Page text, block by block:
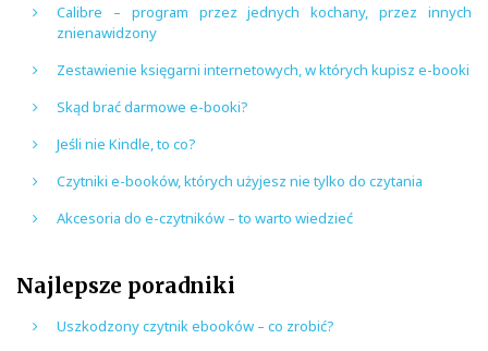
Calibre – program przez jednych kochany, przez innych
znienawidzony
Zestawienie księgarni internetowych, w których kupisz e-booki
Skąd brać darmowe e-booki?
Jeśli nie Kindle, to co?
Czytniki e-booków, których użyjesz nie tylko do czytania
Akcesoria do e-czytników – to warto wiedzieć
Najlepsze poradniki
Uszkodzony czytnik ebooków – co zrobić?